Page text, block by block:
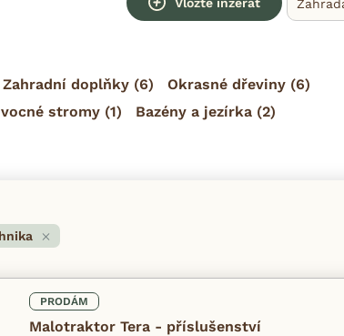
Zahradní doplňky (6) Okrasné dřeviny (6)
stromy (1) Bazény a jezírka (2)
PRODÁM
Malotraktor Tera - příslušenství